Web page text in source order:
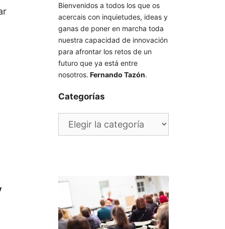
Bienvenidos a todos los que os
acercais con inquietudes, ideas y
ganas de poner en marcha toda
nuestra capacidad de innovación
para afrontar los retos de un
futuro que ya está entre
nosotros. Fernando Tazón.
Categorías